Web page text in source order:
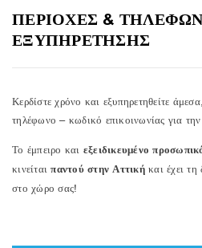
ΠΕΡΙΟΧΕΣ &
ΕΞΥΠΗΡΕΤΗΣΗΣ
Κερδίστε χρόνο και εξυπηρετηθείτε
τηλέφωνο – κωδικό επικοινωνίας για
Το έμπειρο και εξειδικευμένο
κινείταιπαντού στην Αττικήκαι έχει τη
στο χώρο σας!